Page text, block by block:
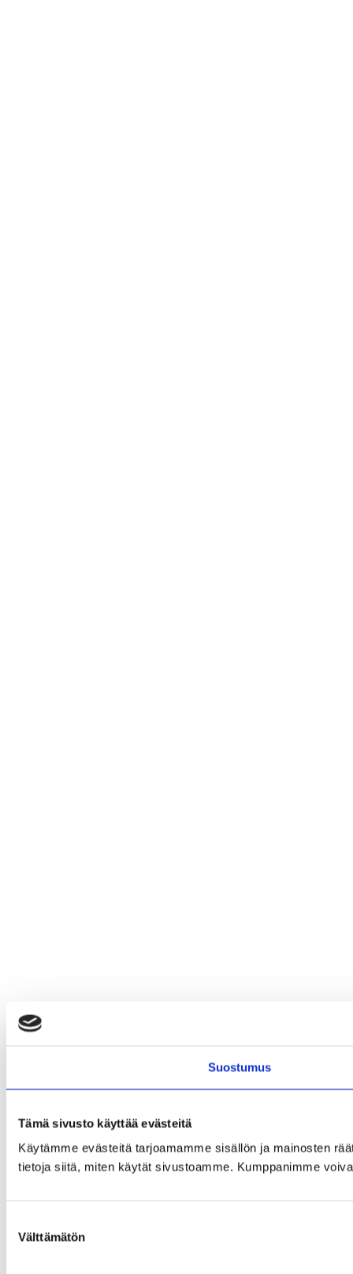
Suostumus
Tämä sivusto käyttää evästeitä
Käytämme evästeitä tarjoamamme sisällön ja mainosten
tietoja siitä, miten käytät sivustoamme. Kumppanimme
valinta
Välttämätön